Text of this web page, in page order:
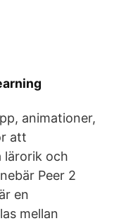
animationer,
att
lärorik och
Peer 2
en
mellan